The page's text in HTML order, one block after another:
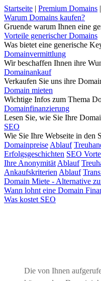
Startseite | Premium Domains |
Warum Domains kaufen?
Gruende warum Ihnen eine
Vorteile generischer Domains
Was bietet eine generische
Domainvermittlung
Wir beschaffen Ihnen ihre
Domainankauf
Verkaufen Sie uns ihre
Domain mieten
Wichtige Infos zum Thema
Domainfinanzierung
Lesen Sie, wie Sie Ihre
SEO
Wie Sie Ihre Webseite in den
Domainpreise Ablauf
Erfolgsgeschichten SEO
Ihre Anonymität Ablauf
Ankaufskriterien Ablauf
Domain Miete - Alternative
Wann lohnt eine Domain
Was kostet SEO
Die von Ihnen